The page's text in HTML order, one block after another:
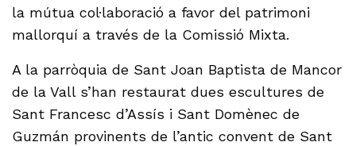
la mútua col·laboració a favor del patrimoni
mallorquí a través de la Comissió Mixta.
A la parròquia de Sant Joan Baptista de Mancor
de la Vall s’han restaurat dues escultures de
Sant Francesc d’Assís i Sant Domènec de
Guzmán provinents de l’antic convent de Sant